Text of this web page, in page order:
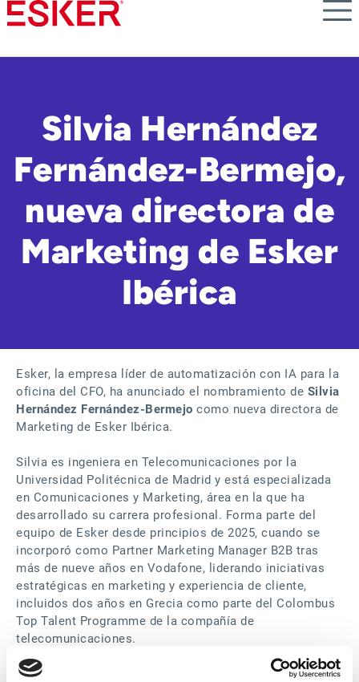
Skip
to
content
Silvia Hernández
Fernández-Bermejo,
nueva directora de
Marketing de Esker
Ibérica
Esker, la empresa líder de automatización con IA para la
oficina del CFO, ha anunciado el nombramiento de Silvia
Hernández Fernández-Bermejo como nueva directora de
Marketing de Esker Ibérica.
Silvia es ingeniera en Telecomunicaciones por la
Universidad Politécnica de Madrid y está especializada
en Comunicaciones y Marketing, área en la que ha
desarrollado su carrera profesional. Forma parte del
equipo de Esker desde principios de 2025, cuando se
incorporó como Partner Marketing Manager B2B tras
más de nueve años en Vodafone, liderando iniciativas
estratégicas en marketing y experiencia de cliente,
incluidos dos años en Grecia como parte del Colombus
Top Talent Programme de la compañía de
telecomunicaciones.
La nueva ejecutiva de Esker Ibérica asume la dirección